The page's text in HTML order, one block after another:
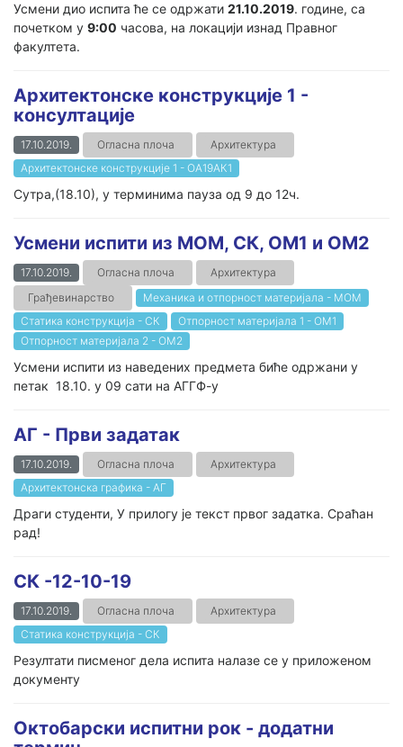
Усмени дио испита ће се одржати 21.10.2019. године, са
почетком у 9:00 часова, на локацији изнад Правног
факултета.
Архитектонске конструкције 1 -
консултације
17.10.2019. Огласна плоча
Архитектура
Архитектонске конструкције 1 - ОА19АК1
Сутра,(18.10), у терминима пауза од 9 до 12ч.
Усмени испити из МОМ, СК, ОМ1 и ОМ2
17.10.2019. Огласна плоча
Архитектура
Грађевинарство
Механика и отпорност материјала - МОМ
Статика конструкција - СК
Отпорност материјала 1 - ОМ1
Отпорност материјала 2 - ОМ2
Усмени испити из наведених предмета биће одржани у
петак 18.10. у 09 сати на АГГФ-у
АГ - Први задатак
17.10.2019. Огласна плоча
Архитектура
Архитектонска графика - АГ
Драги студенти, У прилогу је текст првог задатка. Сраћан
рад!
СК -12-10-19
17.10.2019. Огласна плоча
Архитектура
Статика конструкција - СК
Резултати писменог дела испита налазе се у приложеном
документу
Октобарски испитни рок - додатни